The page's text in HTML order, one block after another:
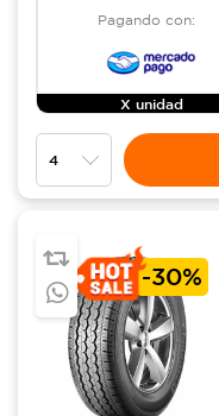
Pagando con:
X unidad
-30%